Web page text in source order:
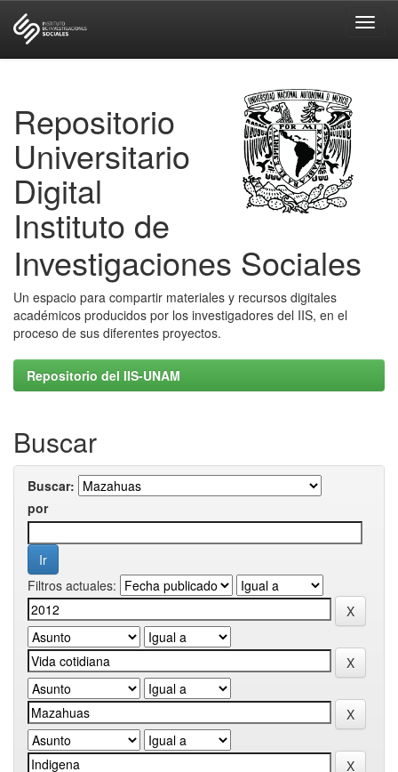
Repositorio
Universitario
Digital
Instituto de
Investigaciones Sociales
Un espacio para compartir materiales y recursos digitales
académicos producidos por los investigadores del IIS, en el
proceso de sus diferentes proyectos.
Repositorio del IIS-UNAM
Buscar
Buscar:
por
Filtros actuales: